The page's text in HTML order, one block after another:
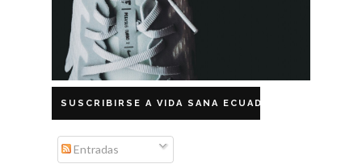
SUSCRIBIRSE A VIDA SANA ECUADOR
Entradas